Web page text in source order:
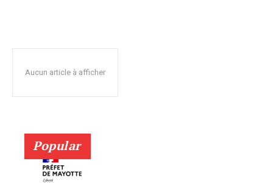
Aucun article à afficher
Popular